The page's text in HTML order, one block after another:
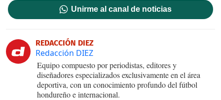
Unirme al canal de noticias
REDACCIÓN DIEZ
Redacción DIEZ
Equipo compuesto por periodistas, editores y
diseñadores especializados exclusivamente en el área
deportiva, con un conocimiento profundo del fútbol
hondureño e internacional.